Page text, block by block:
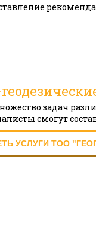
задач
смогут
УСЛУГИ ТОО